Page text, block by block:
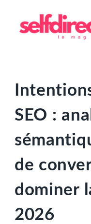
contenu
SEO :
de
dominer
2026